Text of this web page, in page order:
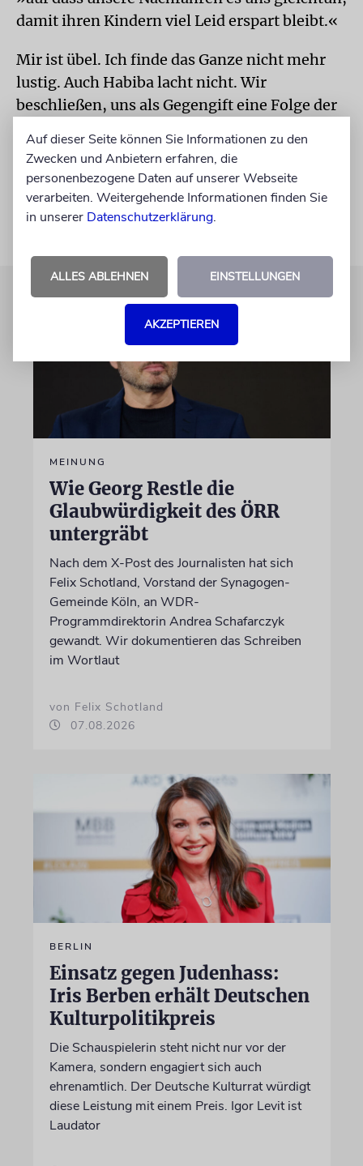
damit ihren Kindern viel Leid erspart bleibt.«
Mir ist übel. Ich finde das Ganze nicht mehr
lustig. Auch Habiba lacht nicht. Wir
beschließen, uns als Gegengift eine Folge der
dem Jon Stewart Ägyptens. Auch das läuft dort
mit Erfolg im Fernsehen.
MEINUNG
Wie Georg Restle die
Glaubwürdigkeit des ÖRR
untergräbt
Nach dem X-Post des Journalisten hat sich
Felix Schotland, Vorstand der Synagogen-
Gemeinde Köln, an WDR-
Programmdirektorin Andrea Schafarczyk
gewandt. Wir dokumentieren das Schreiben
im Wortlaut
von Felix Schotland
07.08.2026
BERLIN
Einsatz gegen Judenhass:
Iris Berben erhält Deutschen
Kulturpolitikpreis
Die Schauspielerin steht nicht nur vor der
Kamera, sondern engagiert sich auch
ehrenamtlich. Der Deutsche Kulturrat würdigt
diese Leistung mit einem Preis. Igor Levit ist
Laudator
Auf dieser Seite können Sie Informationen zu den
Zwecken und Anbietern erfahren, die
personenbezogene Daten auf unserer Webseite
verarbeiten. Weitergehende Informationen finden Sie
in unserer Datenschutzerklärung.
ALLES ABLEHNEN EINSTELLUNGEN
AKZEPTIEREN